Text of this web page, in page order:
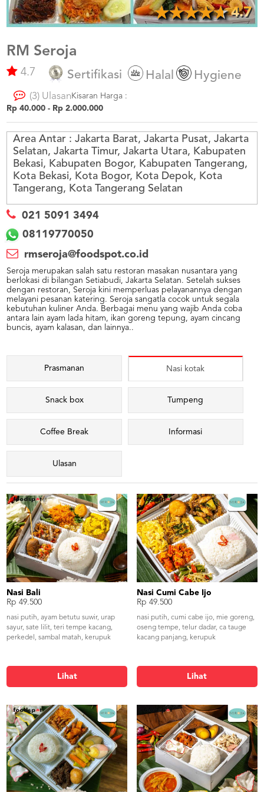
US
CATERERS
TERMS
&
CONDITIONS
CALL
CENTER
3494
LOGIN
DAFTAR
4.7
RM Seroja
4.7 Sertifikasi Halal Hygiene
(3) Ulasan Kisaran Harga :
Rp 40.000 - Rp 2.000.000
Area Antar : Jakarta Barat, Jakarta Pusat, Jakarta
Selatan, Jakarta Timur, Jakarta Utara, Kabupaten
Bekasi, Kabupaten Bogor, Kabupaten Tangerang,
Kota Bekasi, Kota Bogor, Kota Depok, Kota
Tangerang, Kota Tangerang Selatan
021 5091 3494
08119770050
rmseroja@foodspot.co.id
Seroja merupakan salah satu restoran masakan nusantara yang
berlokasi di bilangan Setiabudi, Jakarta Selatan. Setelah sukses
dengan restoran, Seroja kini memperluas pelayanannya dengan
melayani pesanan katering. Seroja sangatla cocok untuk segala
kebutuhan kuliner Anda. Berbagai menu yang wajib Anda coba
antara lain ayam lada hitam, ikan goreng tepung, ayam cincang
buncis, ayam kalasan, dan lainnya..
Prasmanan Nasi kotak
Snack box Tumpeng
Coffee Break Informasi
Ulasan
Nasi Bali
Rp 49.500
nasi putih, ayam betutu suwir, urap
sayur, sate lilit, teri tempe kacang,
perkedel, sambal matah, kerupuk
Lihat
Nasi Cumi Cabe Ijo
Rp 49.500
nasi putih, cumi cabe ijo, mie goreng,
oseng tempe, telur dadar, ca tauge
kacang panjang, kerupuk
Lihat